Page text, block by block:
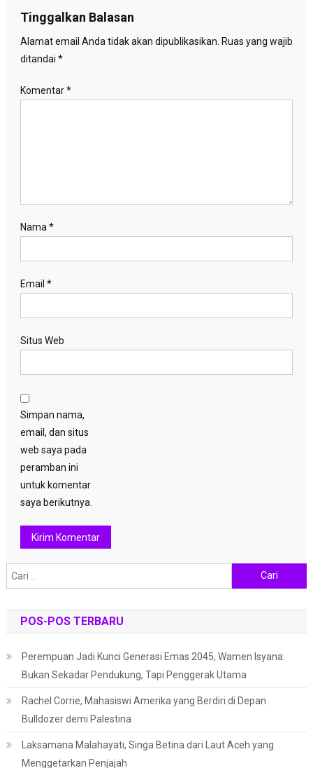
Tinggalkan Balasan
Alamat email Anda tidak akan dipublikasikan. Ruas yang wajib
ditandai *
Komentar*
Nama *
Email *
Situs Web
Simpan nama,
email, dan situs
web saya pada
peramban ini
untuk komentar
saya berikutnya.
untuk:
POS-POS TERBARU
Perempuan Jadi Kunci Generasi Emas 2045, Wamen Isyana:
Bukan Sekadar Pendukung, Tapi Penggerak Utama
Rachel Corrie, Mahasiswi Amerika yang Berdiri di Depan
Bulldozer demi Palestina
Laksamana Malahayati, Singa Betina dari Laut Aceh yang
Menggetarkan Penjajah